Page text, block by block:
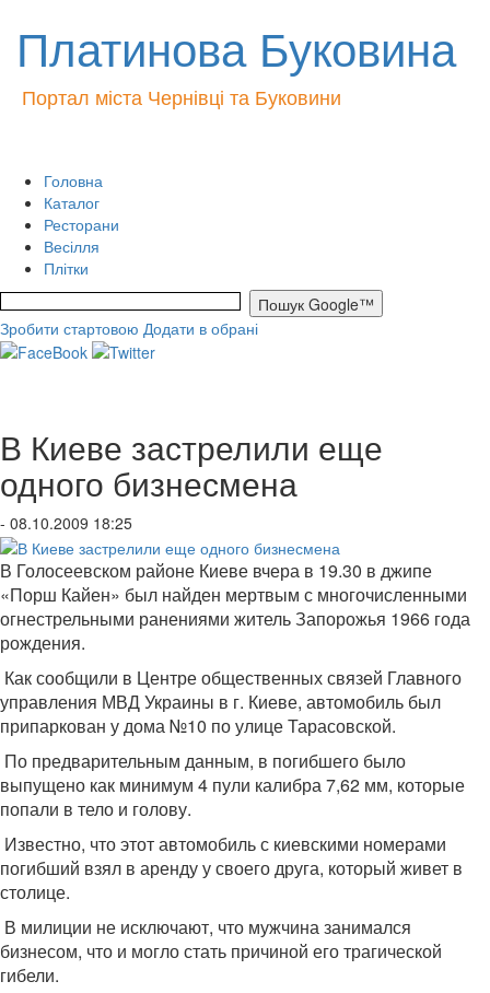
Платинова Буковина
Портал міста Чернівці та Буковини
Головна
Каталог
Ресторани
Весілля
Плітки
Зробити стартовою Додати в обрані
В Киеве застрелили еще
одного бизнесмена
- 08.10.2009 18:25
В Голосеевском районе Киеве вчера в 19.30 в джипе
«Порш Кайен» был найден мертвым с многочисленными
огнестрельными ранениями житель Запорожья 1966 года
рождения.
Как сообщили в Центре общественных связей Главного
управления МВД Украины в г. Киеве, автомобиль был
припаркован у дома №10 по улице Тарасовской.
По предварительным данным, в погибшего было
выпущено как минимум 4 пули калибра 7,62 мм, которые
попали в тело и голову.
Известно, что этот автомобиль с киевскими номерами
погибший взял в аренду у своего друга, который живет в
столице.
В милиции не исключают, что мужчина занимался
бизнесом, что и могло стать причиной его трагической
гибели.